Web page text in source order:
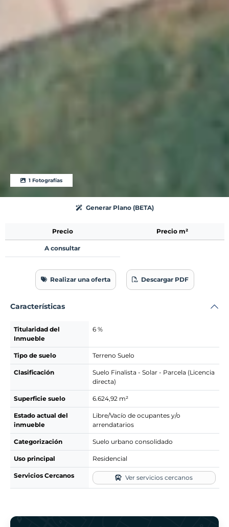
1 Fotografías
Generar Plano (BETA)
Precio Precio m²
A consultar
Realizar una oferta Descargar PDF
Características
Titularidad del
Inmueble
6 %
Tipo de suelo Terreno Suelo
Clasificación
Suelo Finalista - Solar - Parcela (Licencia
directa)
Superficie suelo 6.624,92 m²
Estado actual del
inmueble
Libre/Vacío de ocupantes y/o
arrendatarios
Categorización Suelo urbano consolidado
Uso principal Residencial
Servicios Cercanos Ver servicios cercanos